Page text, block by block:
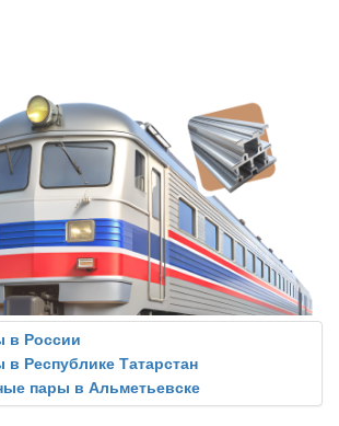
в России
в Республике Татарстан
пары в Альметьевске